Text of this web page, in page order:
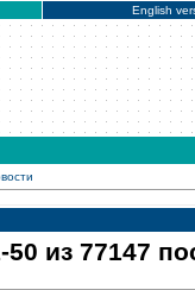
English
из 77147